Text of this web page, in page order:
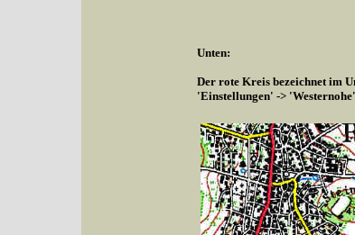
Unten:
Der rote Kreis bezeichnet im
'Einstellungen' ->